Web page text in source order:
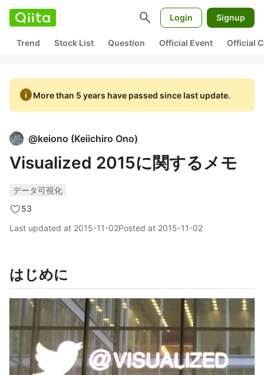
search Login Signup
Trend Stock List Question Official Event Official
infoMore than 5 years have passed since last update.
@keiono (Keiichiro Ono)
Visualized 2015に関するメモ
データ可視化
53
Last updated at 2015-11-02Posted at 2015-11-02
はじめに